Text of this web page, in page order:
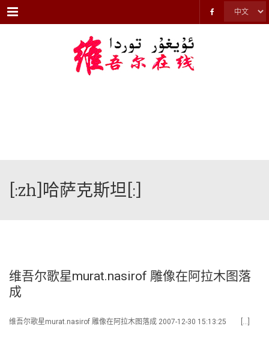
Menu
[:zh]哈萨克斯坦[:]
维吾尔歌星murat.nasirof 雕像在阿拉木图落
成
维吾尔歌星murat.nasirof 雕像在阿拉木图落成 2007-12-30 15:13:25 […]